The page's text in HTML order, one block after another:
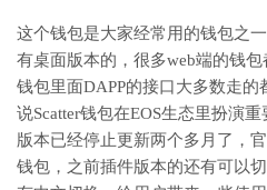
这个钱包是大家经常用的钱包之
有桌面版本的，很多web端的钱包
钱包里面DAPP的接口大多数走的
说Scatter钱包在EOS生态里扮演
版本已经停止更新两个多月了，
钱包，之前插件版本的还有可以